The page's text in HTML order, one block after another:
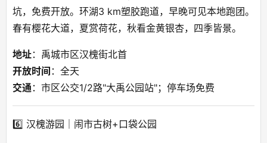
坑，免费开放。环湖3 km塑胶跑道，早晚可见本地跑团。
春有樱花大道，夏赏荷花，秋看金黄银杏，四季皆景。
地址：禹城市区汉槐街北首
开放时间 ：全天
交通 ：市区公交1/2路"大禹公园站"；停车场免费
6️⃣ 汉槐游园｜闹市古树+口袋公园